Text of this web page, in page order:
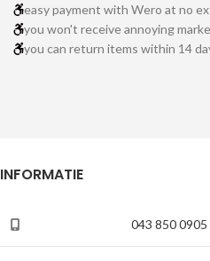
easy payment with Wero at no
you won't receive annoying
you can return items within 14
INFORMATIE
043 850 0905